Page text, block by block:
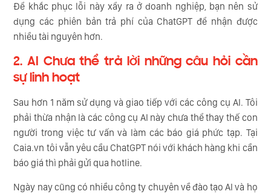
Để khắc phục lỗi này xẩy ra ở doanh nghiệp, bạn nên sử
dụng các phiên bản trả phí của ChatGPT để nhận được
nhiều tài nguyên hơn.
2. AI Chưa thể trả lời những câu hỏi cần
sự linh hoạt
Sau hơn 1 năm sử dụng và giao tiếp với các công cụ AI. Tôi
phải thừa nhận là các công cụ AI này chưa thể thay thế con
người trong việc tư vấn và làm các báo giá phức tạp. Tại
Caia.vn tôi vẫn yêu cầu ChatGPT nói với khách hàng khi cần
báo giá thì phải gửi qua hotline.
Ngày nay cũng có nhiều công ty chuyên về đào tạo AI và họ